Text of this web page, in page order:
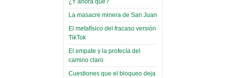
“Tuna Femenina San Andrés”
toca y canta con coraje
Miércoles, 14 Septiembre 2022
Leer Más...
Posesionan a dirigentes de
Asociación de Docentes
Domingo, 14 Agosto 2022
de un álbum de
narco-fotos
(Miscelánea
Palaciega 8)
El Infamatorio
Miércoles, 19 Junio 2019
La masacre minera de San Juan
El metafísico del fracaso versión
TikTok
El empate y la profecía del
camino claro
Cuestiones que el bloqueo deja